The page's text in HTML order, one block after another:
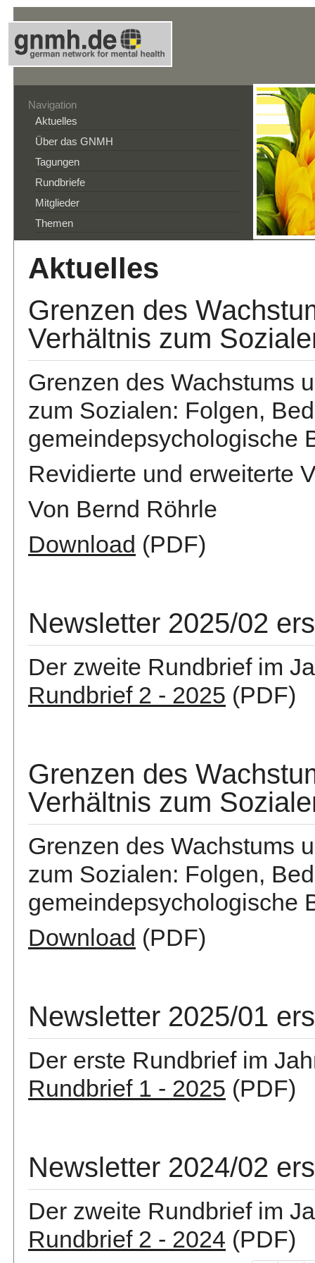
Navigation
Aktuelles
Über das GNMH
Tagungen
Rundbriefe
Mitglieder
Themen
Aktuelles
Grenzen des
Verhältnis zum
Grenzen des Wachstums
zum Sozialen: Folgen,
gemeindepsychologische
Revidierte und erweiterte
Von Bernd Röhrle
Download (PDF)
Newsletter 2025/02
Der zweite Rundbrief im
Rundbrief 2 - 2025 (PDF)
Grenzen des
Verhältnis zum
Grenzen des Wachstums
zum Sozialen: Folgen,
gemeindepsychologische
Download (PDF)
Newsletter 2025/01
Der erste Rundbrief im
Rundbrief 1 - 2025 (PDF)
Newsletter 2024/02
Der zweite Rundbrief im
Rundbrief 2 - 2024 (PDF)